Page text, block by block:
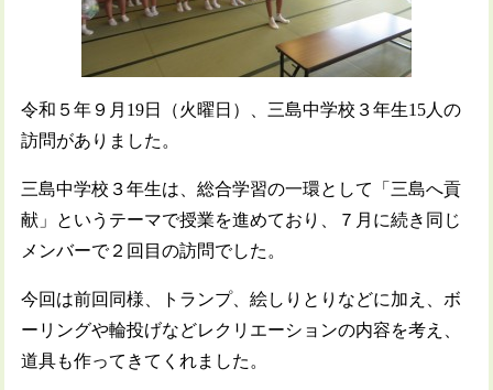
令和５年９月19日（火曜日）、三島中学校３年生15人の
訪問がありました。
三島中学校３年生は、総合学習の一環として「三島へ貢
献」というテーマで授業を進めており、７月に続き同じ
メンバーで２回目の訪問でした。
今回は前回同様、トランプ、絵しりとりなどに加え、ボ
ーリングや輪投げなどレクリエーションの内容を考え、
道具も作ってきてくれました。